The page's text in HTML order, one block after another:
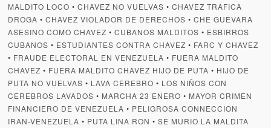
Artículos
El Tipo y los Rojos en Los Teques (The Jerk and the Reds in
Teques)
Hablé con Chavistas (I spoke with chavistas)
La burla del Chavez “tan amante de los niños” (The mockery of
Chavez “such a children lover”)
MALDITO LOCO •CHAVEZ NO VUELVAS •CHAVEZ TRAFICA
DROGA •CHAVEZ VIOLADOR DE DERECHOS •CHE GUEVARA
ASESINO COMO CHAVEZ •CUBANOS MALDITOS • ESBIRROS
CUBANOS • ESTUDIANTES CONTRA CHAVEZ • FARC Y CHAVEZ
• FRAUDE ELECTORAL EN VENEZUELA • FUERA MALDITO
CHAVEZ • FUERA MALDITO CHAVEZ HIJO DE PUTA • HIJO DE
PUTA NO VUELVAS • LAVA CEREBRO • LOS NIÑOS CON
CEREBROS LAVADOS • MARCHA 23 ENERO • MAYOR CRIMEN
FINANCIERO DE VENEZUELA • PELIGROSA CONNECCION
IRAN-VENEZUELA • PUTA LINA RON •SE MURIO LA MALDITA